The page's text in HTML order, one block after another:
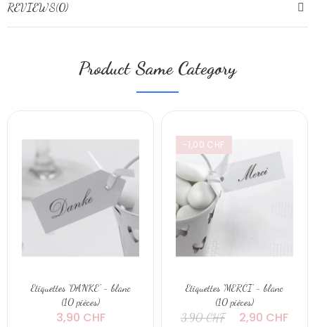
REVIEWS(0)
Product Same Category
Etiquettes 'DANKE' - blanc
(10 pièces)
3,90 CHF
-1,00 CHF
Etiquettes 'MERCI' - blanc
(10 pièces)
3,90 CHF 2,90 CHF